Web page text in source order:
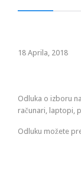
18 Aprila, 2018
Odluka o izboru
računari, laptopi,
Odluku možete